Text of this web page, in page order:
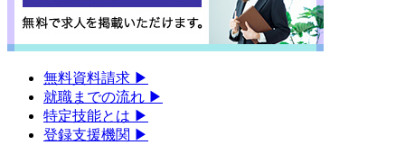
無料資料請求 ▶︎
就職までの流れ ▶︎
特定技能とは ▶︎
登録支援機関 ▶︎